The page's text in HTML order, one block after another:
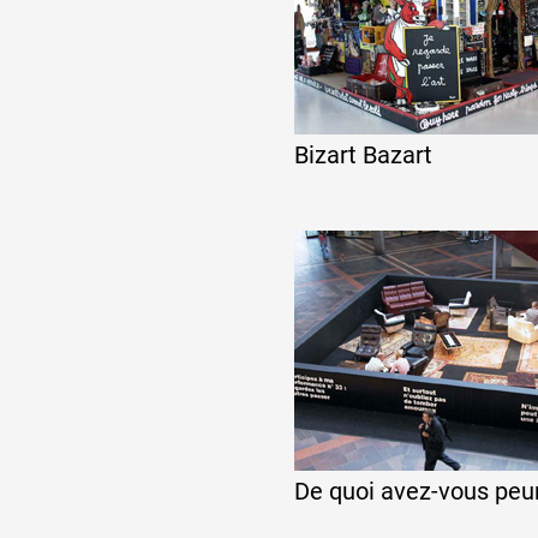
Bizart Bazart
De quoi avez-vous